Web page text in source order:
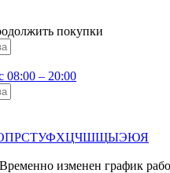
покупки
08:00 – 20:00
ПРСТУФХЦЧШЩЫЭЮЯ
изменен график